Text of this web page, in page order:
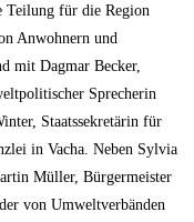
Teilung für die Region
Anwohnern und
mit Dagmar Becker,
Sprecherin
Staatssekretärin für
in Vacha. Neben Sylvia
Müller, Bürgermeister
von Umweltverbänden